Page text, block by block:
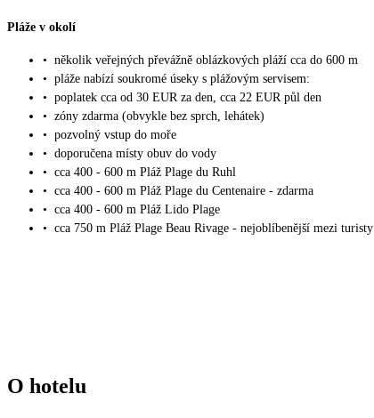
Pláže v okolí
• několik veřejných převážně oblázkových pláží cca do 600 m
• pláže nabízí soukromé úseky s plážovým servisem:
• poplatek cca od 30 EUR za den, cca 22 EUR půl den
• zóny zdarma (obvykle bez sprch, lehátek)
• pozvolný vstup do moře
• doporučena místy obuv do vody
• cca 400 - 600 m Pláž Plage du Ruhl
• cca 400 - 600 m Pláž Plage du Centenaire - zdarma
• cca 400 - 600 m Pláž Lido Plage
• cca 750 m Pláž Plage Beau Rivage - nejoblíbenější mezi turisty
O hotelu